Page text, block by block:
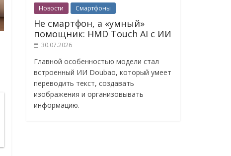
Новости Смартфоны
Не смартфон, а «умный»
помощник: HMD Touch AI с ИИ
30.07.2026
Главной особенностью модели стал
встроенный ИИ Doubao, который умеет
переводить текст, создавать
изображения и организовывать
информацию.